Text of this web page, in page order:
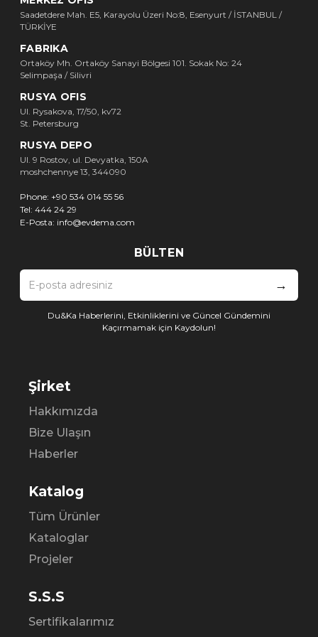
Saadetdere Mah. E5, Karayolu Üzeri No:8, Esenyurt / İSTANBUL /
TÜRKİYE
FABRIKA
Ortaköy Mh. Ortaköy Sanayi Bölgesi 101. Sokak No: 24
Selimpaşa / Silivri
RUSYA OFIS
Ul. Rysakova, 17/50, kv72
St. Petersburg
RUSYA DEPO
Ul. 9 Rostov, ul. Devyatka, 150A
moshchennye 13, 344090
Phone: +90 534 014 55 56
Tel: 444 24 29
E-Posta: info@evdema.com
BÜLTEN
→
Du&Ka Haberlerini, Etkinliklerini ve Güncel Gündemini
Kaçırmamak için Kaydolun!
Şirket
Hakkımızda
Bize Ulaşın
Haberler
Katalog
Tüm Ürünler
Kataloglar
Projeler
S.S.S
Sertifikalarımız